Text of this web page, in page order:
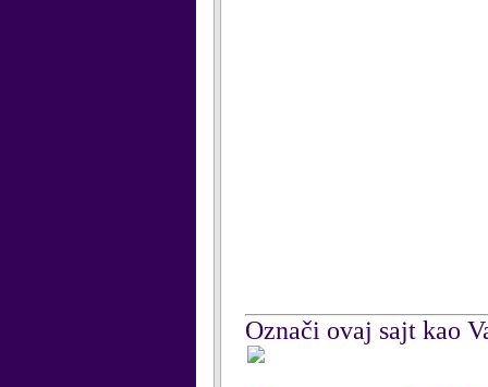
Označi ovaj sajt kao